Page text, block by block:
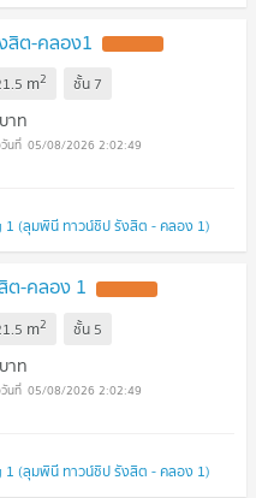
สิต-คลอง1
m2 ชั้น 7
บาท
05/08/2026 2:02:49
1 (ลุมพินี ทาวน์ชิป รังสิต - คลอง 1)
ต-คลอง 1
m2 ชั้น 5
บาท
05/08/2026 2:02:49
1 (ลุมพินี ทาวน์ชิป รังสิต - คลอง 1)